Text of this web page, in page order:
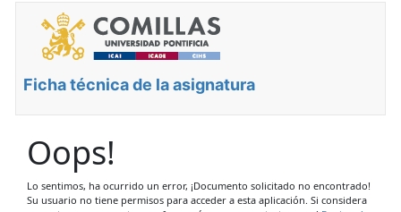
Ficha técnica de la asignatura
Oops!
Lo sentimos, ha ocurrido un error, ¡Documento solicitado no encontrado!
Su usuario no tiene permisos para acceder a esta aplicación. Si considera